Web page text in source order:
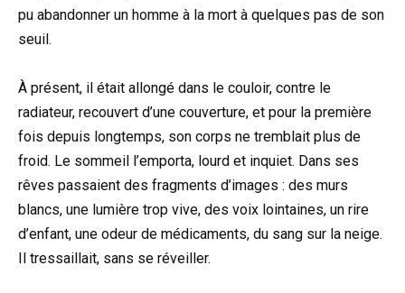
pu abandonner un homme à la mort à quelques pas de son
seuil.
À présent, il était allongé dans le couloir, contre le
radiateur, recouvert d’une couverture, et pour la première
fois depuis longtemps, son corps ne tremblait plus de
froid. Le sommeil l’emporta, lourd et inquiet. Dans ses
rêves passaient des fragments d’images : des murs
blancs, une lumière trop vive, des voix lointaines, un rire
d’enfant, une odeur de médicaments, du sang sur la neige.
Il tressaillait, sans se réveiller.